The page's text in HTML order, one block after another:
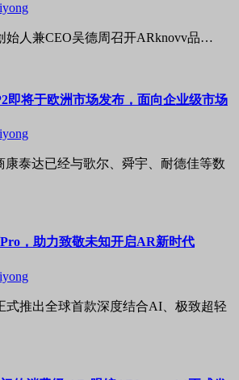
始人兼CEO吴德周召开ARknovv品…
即将于欧洲市场发布，面向企业级市场
康泰达已经与歌尔、舜宇、耐德佳等数
，助力致敬未知开启AR新时代
式推出全球首款深度结合AI、极致超轻